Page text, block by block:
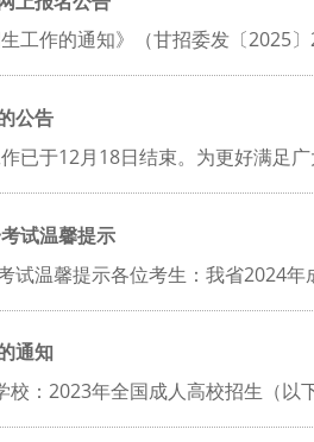
工作的通知》（甘招委发〔2025
公告
已于12月18日结束。为更好满足
试温馨提示
试温馨提示各位考生：我省2024
通知
：2023年全国成人高校招生（以